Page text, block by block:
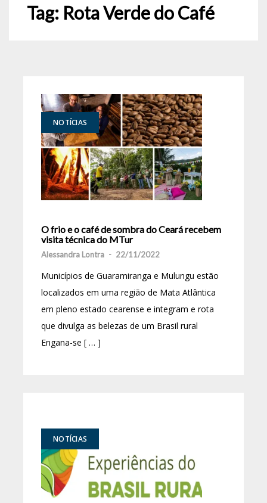
Tag: Rota Verde do Café
NOTÍCIAS
O frio e o café de sombra do Ceará recebem
visita técnica do MTur
Alessandra Lontra - 22/11/2022
Municípios de Guaramiranga e Mulungu estão
localizados em uma região de Mata Atlântica
em pleno estado cearense e integram e rota
que divulga as belezas de um Brasil rural
Engana-se [ … ]
NOTÍCIAS